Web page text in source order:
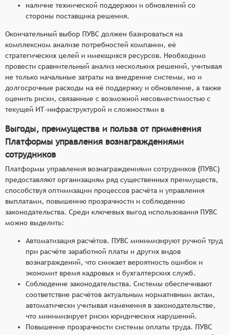
наличие технической поддержки и обновлений со
стороны поставщика решения.
Окончательный выбор ПУВС должен базироваться на
комплексном анализе потребностей компании, её
стратегических целей и имеющихся ресурсов. Необходимо
провести сравнительный анализ нескольких решений, учитывая
не только начальные затраты на внедрение системы, но и
долгосрочные расходы на её поддержку и обновление, а также
оценить риски, связанные с возможной несовместимостью с
текущей ИТ-инфраструктурой и сложностями в
Выгоды, преимущества и польза от применения
Платформы управления вознаграждениями
сотрудников
Платформы управления вознаграждениями сотрудников (ПУВС)
предоставляют организациям ряд существенных преимуществ,
способствуя оптимизации процессов расчёта и управления
выплатами, повышению прозрачности и соблюдению
законодательства. Среди ключевых выгод использования ПУВС
можно выделить:
Автоматизация расчётов. ПУВС минимизируют ручной труд
при расчёте заработной платы и других видов
вознаграждений, что снижает вероятность ошибок и
экономит время кадровых и бухгалтерских служб.
Соблюдение законодательства. Системы обеспечивают
соответствие расчётов актуальным нормативным актам,
автоматически учитывая изменения в законодательстве,
что минимизирует риски юридических нарушений.
Повышение прозрачности системы оплаты труда. ПУВС